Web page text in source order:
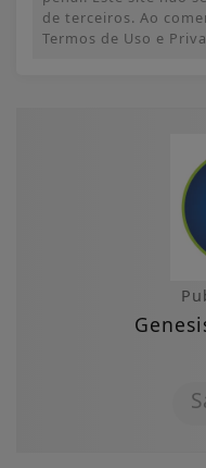
de terceiros. Ao
Termos de Uso e